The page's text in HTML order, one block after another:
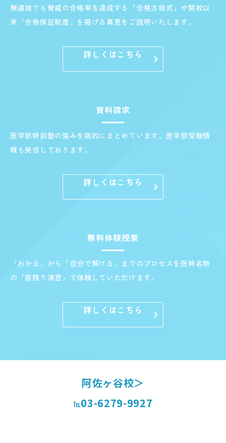
無選抜でも脅威の合格率を達成する「合格方程式」や開校以
来「合格保証制度」を掲げる真意をご説明いたします。
詳しくはこちら
資料請求
医学部特訓塾の強みを端的にまとめています。医学部受験情
報も発信しております。
詳しくはこちら
無料体験授業
「わかる」から「自分で解ける」までのプロセスを医特名物
の「居残り演習」で体験していただけます。
詳しくはこちら
阿佐ヶ谷校＞
℡03-6279-9927